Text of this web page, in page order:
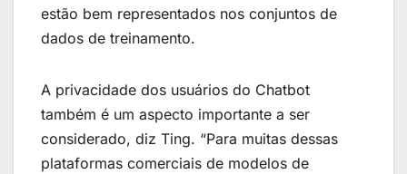
estão bem representados nos conjuntos de
dados de treinamento.
A privacidade dos usuários do Chatbot
também é um aspecto importante a ser
considerado, diz Ting. “Para muitas dessas
plataformas comerciais de modelos de